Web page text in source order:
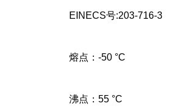
EINECS号:203-716-3
熔点： -50 °C
沸点： 55 °C